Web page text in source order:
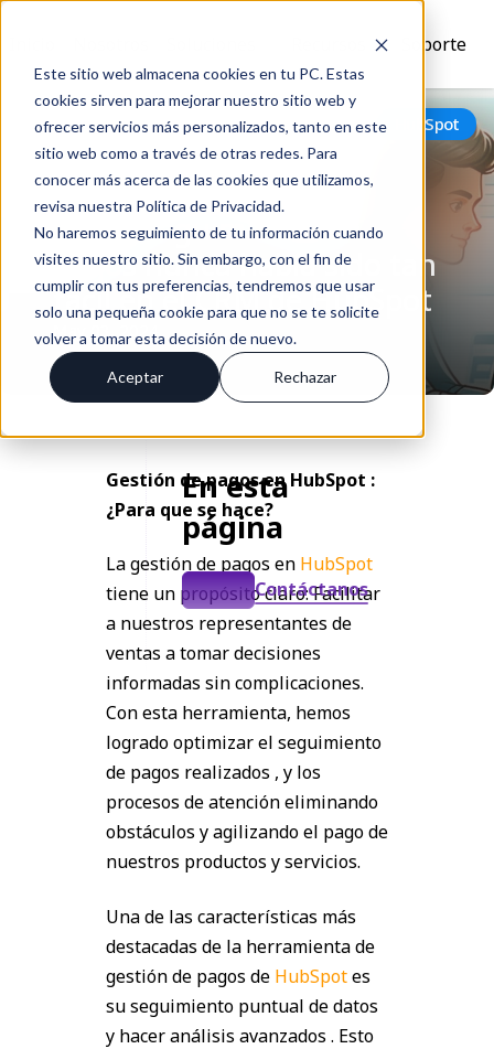
Este sitio web almacena cookies en tu PC. Estas
cookies sirven para mejorar nuestro sitio web y
ofrecer servicios más personalizados, tanto en este
sitio web como a través de otras redes. Para
conocer más acerca de las cookies que utilizamos,
revisa nuestra Política de Privacidad.
No haremos seguimiento de tu información cuando
visites nuestro sitio. Sin embargo, con el fin de
cumplir con tus preferencias, tendremos que usar
solo una pequeña cookie para que no se te solicite
volver a tomar esta decisión de nuevo.
Aceptar Rechazar
Soporte
Volver HubSpot
Hacer seguimiento de
pagos nunca había sido tan
fácil en el CRM de HubSpot
May 03, 2024
Gestión de pagos en HubSpot :
¿Para que se hace?
La gestión de pagos en HubSpot
tiene un propósito claro: Facilitar
a nuestros representantes de
ventas a tomar decisiones
informadas sin complicaciones.
Con esta herramienta, hemos
logrado optimizar el seguimiento
de pagos realizados , y los
procesos de atención eliminando
obstáculos y agilizando el pago de
nuestros productos y servicios.
Una de las características más
destacadas de la herramienta de
gestión de pagos de HubSpotes
su seguimiento puntual de datos
y hacer análisis avanzados . Esto
En esta
página
Contáctanos